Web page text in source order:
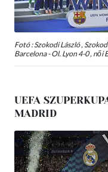
Fotó : Szokodi László ,
Barcelona - Ol. Lyon 4-0 ,
UEFA
MADRID